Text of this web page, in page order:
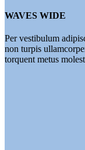
WAVES WIDE
Per vestibulum
non turpis
torquent metus